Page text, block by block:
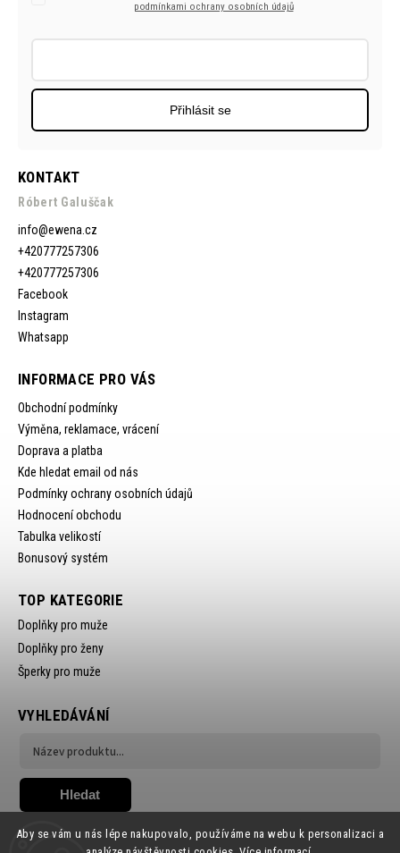
Aby se vám u nás lépe nakupovalo, používáme na webu k personalizaci a
KONTAKT
Róbert Galuščak
info@ewena.cz
+420777257306
+420777257306
Facebook
Instagram
Whatsapp
INFORMACE PRO VÁS
Obchodní podmínky
Výměna, reklamace, vrácení
Doprava a platba
Kde hledat email od nás
Podmínky ochrany osobních údajů
Hodnocení obchodu
Tabulka velikostí
Bonusový systém
podmínkami ochrany osobních údajů
Přihlásit se
TOP KATEGORIE
Doplňky pro muže
Doplňky pro ženy
Šperky pro muže
VYHLEDÁVÁNÍ
Hledat